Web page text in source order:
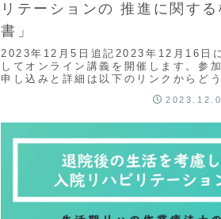
リテーションの 推進に関す
書」
2023年12月5日追記2023年12月16日
してオンライン講義を開催します。参
申し込みと詳細は以下のリンクからど